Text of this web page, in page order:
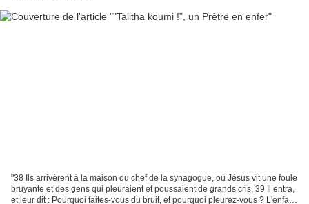
"38 Ils arrivèrent à la maison du chef de la synagogue, où Jésus vit une foule
bruyante et des gens qui pleuraient et poussaient de grands cris. 39 Il entra,
et leur dit : Pourquoi faites-vous du bruit, et pourquoi pleurez-vous ? L'enfant